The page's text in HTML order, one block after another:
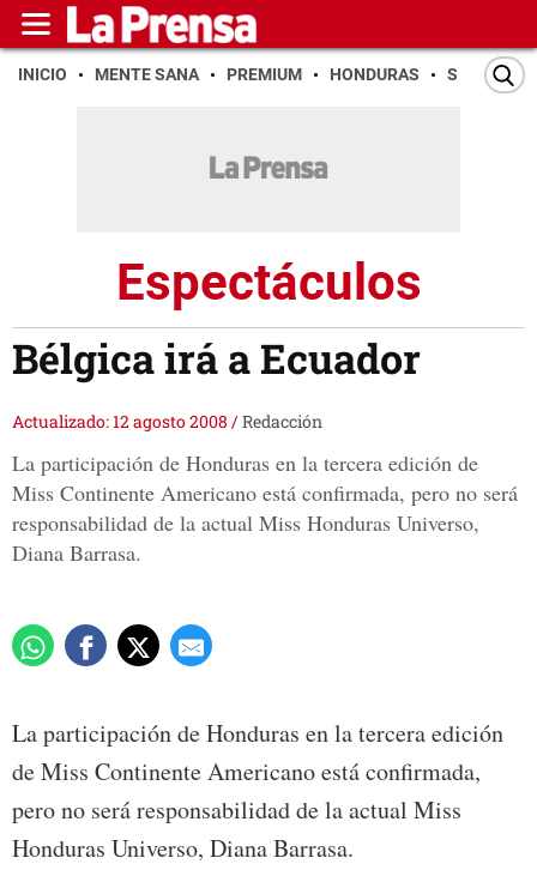
INICIO MENTE SANA PREMIUM HONDURAS SAN PEDRO
Espectáculos
Bélgica irá a Ecuador
Actualizado: 12 agosto 2008 /Redacción
La participación de Honduras en la tercera edición de
Miss Continente Americano está confirmada, pero no será
responsabilidad de la actual Miss Honduras Universo,
Diana Barrasa.
La participación de Honduras en la tercera edición
de Miss Continente Americano está confirmada,
pero no será responsabilidad de la actual Miss
Honduras Universo, Diana Barrasa.